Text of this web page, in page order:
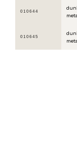
010644
010645